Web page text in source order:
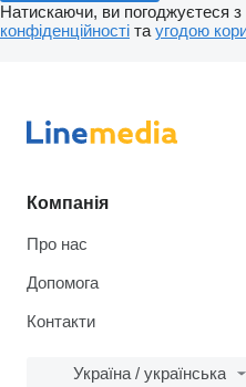
Натискаючи, ви погоджуєтеся
конфіденційності та угодою
Компанія
Про нас
Допомога
Контакти
Україна / українська